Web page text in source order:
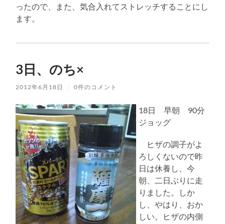
ったので、また、気合入れてストレッチすることにし
ます。
3日、のち×
2012年6月18日 / 0件のコメント
18日 早朝 90分
ジョッグ
ヒザの調子がよ
ろしくないので昨
日は休養し、今
朝、二日ぶりに走
りました。しか
し、やはり、おか
しい。ヒザの内側